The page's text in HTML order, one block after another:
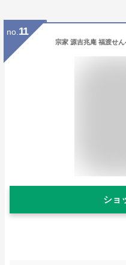
no. 11
宗家 源吉兆庵 福渡せん
ショ